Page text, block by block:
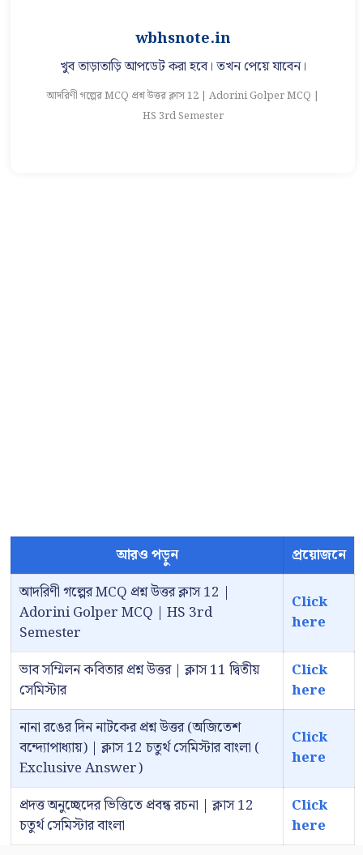
wbhsnote.in
খুব তাড়াতাড়ি আপডেট করা হবে। তখন পেয়ে যাবেন।
আদরিণী গল্পের MCQ প্রশ্ন উত্তর ক্লাস 12 | Adorini Golper MCQ |
HS 3rd Semester
আরও পড়ুন
প্রয়োজনে
আদরিণী গল্পের MCQ প্রশ্ন উত্তর ক্লাস 12 |
Adorini Golper MCQ | HS 3rd
Semester
Click
here
ভাব সম্মিলন কবিতার প্রশ্ন উত্তর | ক্লাস 11 দ্বিতীয়
সেমিস্টার
Click
here
নানা রঙের দিন নাটকের প্রশ্ন উত্তর (অজিতেশ
বন্দ্যোপাধ্যায়) | ক্লাস 12 চতুর্থ সেমিস্টার বাংলা (
Exclusive Answer)
Click
here
প্রদত্ত অনুচ্ছেদের ভিত্তিতে প্রবন্ধ রচনা | ক্লাস 12
চতুর্থ সেমিস্টার বাংলা
Click
here